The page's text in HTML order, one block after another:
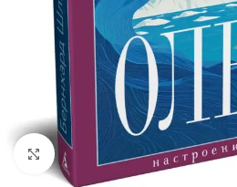
Click to enlarge